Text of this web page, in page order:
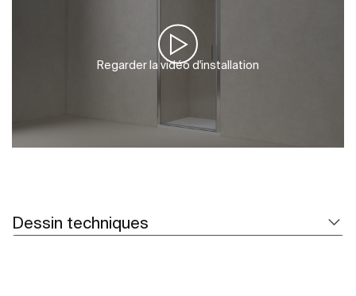
Regarder la vidéo d'installation
Dessin techniques